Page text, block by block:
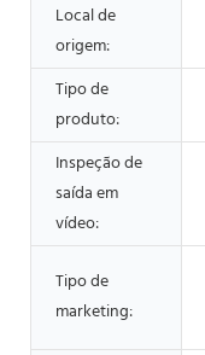
Local de
origem:
Tipo de
produto:
Inspeção de
saída em
vídeo:
Tipo de
marketing: